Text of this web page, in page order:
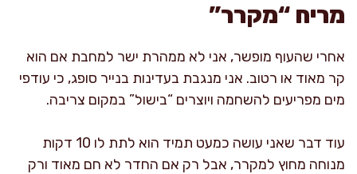
מריח “מקרר”
אחרי שהעוף מופשר, אני לא ממהרת ישר למחבת אם הוא
קר מאוד או רטוב. אני מנגבת בעדינות בנייר סופג, כי עודפי
מים מפריעים להשחמה ויוצרים “בישול” במקום צריבה.
עוד דבר שאני עושה כמעט תמיד הוא לתת לו 10 דקות
מנוחה מחוץ למקרר, אבל רק אם החדר לא חם מאוד ורק